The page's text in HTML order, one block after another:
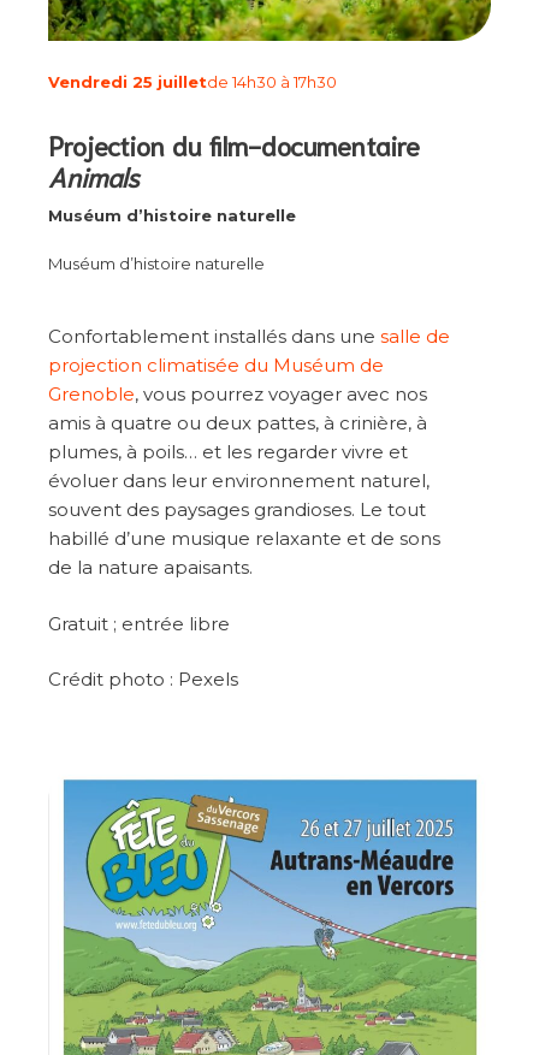
Vendredi 25 juilletde 14h30 à 17h30
Projection du film-documentaire
Animals
Muséum d’histoire naturelle
Muséum d’histoire naturelle
Confortablement installés dans une salle de
projection climatisée du Muséum de
Grenoble, vous pourrez voyager avec nos
amis à quatre ou deux pattes, à crinière, à
plumes, à poils… et les regarder vivre et
évoluer dans leur environnement naturel,
souvent des paysages grandioses. Le tout
habillé d’une musique relaxante et de sons
de la nature apaisants.
Gratuit ; entrée libre
Crédit photo : Pexels